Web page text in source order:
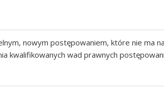
nowym postępowaniem, które nie ma
kwalifikowanych wad prawnych